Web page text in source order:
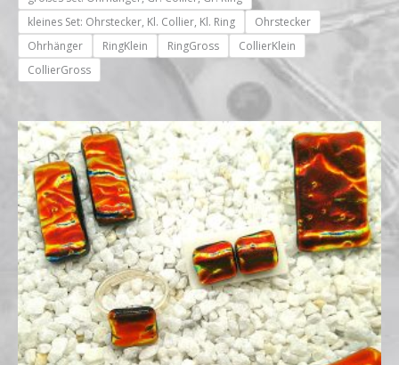
kleines Set: Ohrstecker, Kl. Collier, Kl. Ring
Ohrstecker
Ohrhänger
RingKlein RingGross
CollierKlein
CollierGross
Preisspanne:
€14,00
bis
€59,00